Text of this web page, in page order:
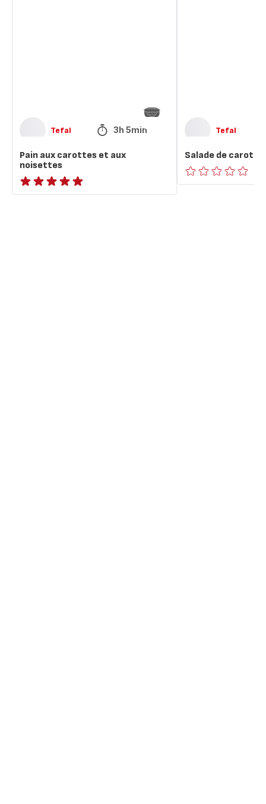
Tefal 3h 5min
Pain aux carottes et aux
noisettes
ratings.NaN
Tefal
Salade de
ratings.0